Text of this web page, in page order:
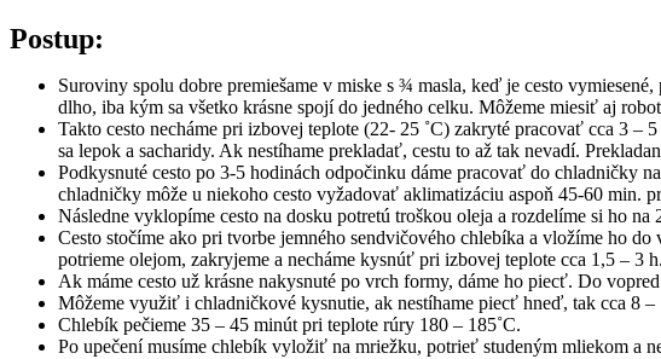
Postup:
Suroviny spolu dobre premiešame v miske s ¾ masla, keď je cesto
dlho, iba kým sa všetko krásne spojí do jedného celku. Môžeme miesiť aj
Takto cesto necháme pri izbovej teplote (22- 25 ˚C) zakryté pracovať cca 3
sa lepok a sacharidy. Ak nestíhame prekladať, cestu to až tak nevadí.
Podkysnuté cesto po 3-5 hodinách odpočinku dáme pracovať do chladničky
chladničky môže u niekoho cesto vyžadovať aklimatizáciu aspoň 45-60 min.
Následne vyklopíme cesto na dosku potretú troškou oleja a rozdelíme si ho
Cesto stočíme ako pri tvorbe jemného sendvičového chlebíka a vložíme ho
potrieme olejom, zakryjeme a necháme kysnúť pri izbovej teplote cca 1,5 – 3 h.
Ak máme cesto už krásne nakysnuté po vrch formy, dáme ho piecť. Do
Môžeme využiť i chladničkové kysnutie, ak nestíhame piecť hneď, tak cca 8
Chlebík pečieme 35 – 45 minút pri teplote rúry 180 – 185˚C.
Po upečení musíme chlebík vyložiť na mriežku, potrieť studeným mliekom a